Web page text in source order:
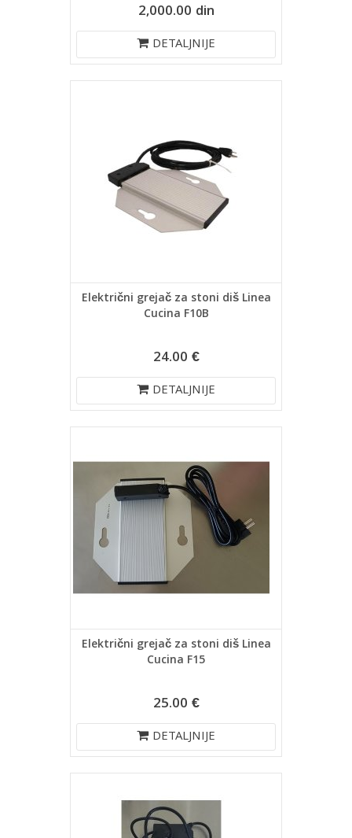
2,000.00 din
DETALJNIJE
Električni grejač za stoni diš Linea
Cucina F10B
24.00 €
DETALJNIJE
Električni grejač za stoni diš Linea
Cucina F15
25.00 €
DETALJNIJE